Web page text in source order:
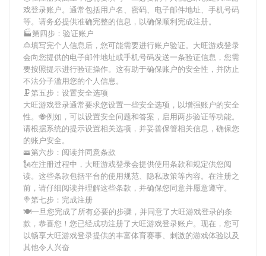
戏登录账户。通常包括用户名、密码、电子邮件地址、手机号码
等。请务必提供准确完整的信息，以确保顺利完成注册。
🏭第四步：验证账户
🙎填写完个人信息后，您可能需要进行账户验证。 大旺游戏登录
会向您提供的电子邮件地址或手机号码发送一条验证信息，您需
要按照提示进行验证操作。这有助于确保账户的安全性，并防止
不法分子滥用您的个人信息。
🗜第五步：设置安全选项
大旺游戏登录通常要求您设置一些安全选项，以增强账户的安全
性。🐝例如，可以设置安全问题和答案，启用两步验证等功能。
请根据系统的提示设置相关选项，并妥善保管相关信息，确保您
的账户安全。
🚟第六步：阅读并同意条款
🗽在注册过程中， 大旺游戏登录会提供使用条款和规定供您阅
读。这些条款包括平台的使用规范、隐私政策等内容。在注册之
前，请仔细阅读并理解这些条款，并确保您同意并愿意遵守。
🍭第七步：完成注册
🍽一旦您完成了所有必要的步骤，并同意了大旺游戏登录的条
款，恭喜您！您已经成功注册了大旺游戏登录账户。现在，您可
以畅享大旺游戏登录提供的丰富体育赛事、刺激的游戏体验以及
其他令人兴奋